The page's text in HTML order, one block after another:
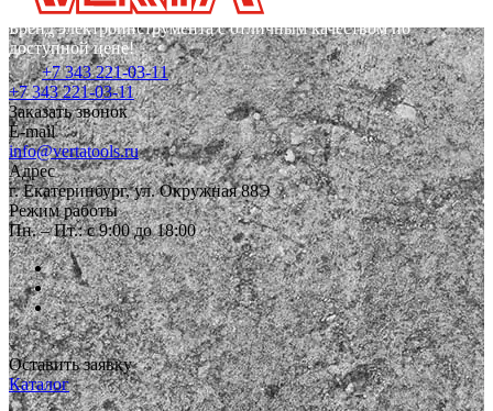
Бренд электроинструмента с отличным качеством по
доступной цене!
+7 343 221-03-11
+7 343 221-03-11
Заказать звонок
E-mail
info@vertatools.ru
Адрес
г. Екатеринбург, ул. Окружная 88Э
Режим работы
Пн. – Пт.: с 9:00 до 18:00
Оставить заявку
Каталог